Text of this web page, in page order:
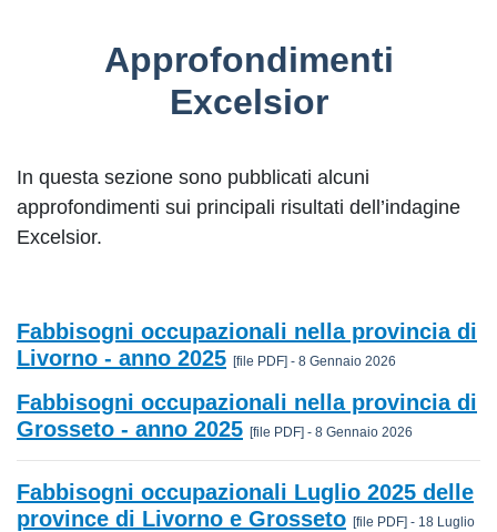
Approfondimenti
Excelsior
In questa sezione sono pubblicati alcuni
approfondimenti sui principali risultati dell’indagine
Excelsior.
Fabbisogni occupazionali nella provincia di
Livorno - anno 2025 [file PDF] - 8 Gennaio 2026
Fabbisogni occupazionali nella provincia di
Grosseto - anno 2025 [file PDF] - 8 Gennaio 2026
Fabbisogni occupazionali Luglio 2025 delle
province di Livorno e Grosseto [file PDF] - 18 Luglio